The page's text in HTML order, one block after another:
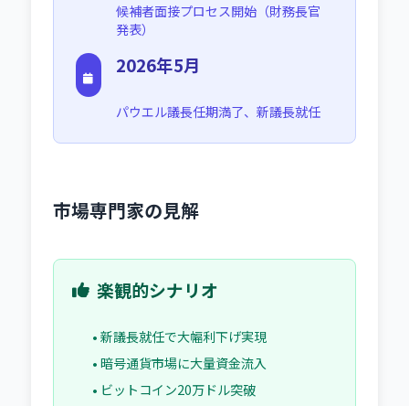
候補者面接プロセス開始（財務長官
発表）
2026年5月
パウエル議長任期満了、新議長就任
市場専門家の見解
楽観的シナリオ
• 新議長就任で大幅利下げ実現
• 暗号通貨市場に大量資金流入
• ビットコイン20万ドル突破